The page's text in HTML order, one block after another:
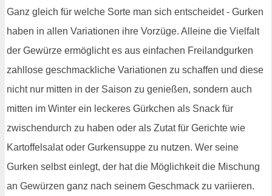
Ganz gleich für welche Sorte man sich entscheidet - Gurken
haben in allen Variationen ihre Vorzüge. Alleine die Vielfalt
der Gewürze ermöglicht es aus einfachen Freilandgurken
zahllose geschmackliche Variationen zu schaffen und diese
nicht nur mitten in der Saison zu genießen, sondern auch
mitten im Winter ein leckeres Gürkchen als Snack für
zwischendurch zu haben oder als Zutat für Gerichte wie
Kartoffelsalat oder Gurkensuppe zu nutzen. Wer seine
Gurken selbst einlegt, der hat die Möglichkeit die Mischung
an Gewürzen ganz nach seinem Geschmack zu variieren.